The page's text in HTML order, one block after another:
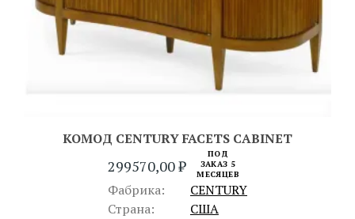
КОМОД CENTURY FACETS CABINET
299570,00₽
ПОД
ЗАКАЗ 5
МЕСЯЦЕВ
Фабрика:
CENTURY
Страна:
США